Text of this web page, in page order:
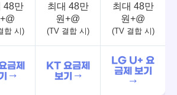
48만
합 시)
최대 48만
원+@
(TV 결합 시)
최대 48만
원+@
(TV 결합 시)
금제
→
KT 요금제
보기 →
LG U+ 요
금제 보기
→